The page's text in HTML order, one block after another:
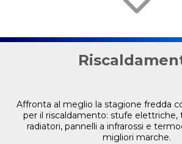
Affronta al meglio la stagione fredda
per il riscaldamento: stufe
radiatori, pannelli a infrarossi e
migliori marche.